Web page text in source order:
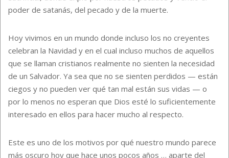
poder de satanás, del pecado y de la muerte.
Hoy vivimos en un mundo donde incluso los no creyentes
celebran la Navidad y en el cual incluso muchos de aquellos
que se llaman cristianos realmente no sienten la necesidad
de un Salvador. Ya sea que no se sienten perdidos — están
ciegos y no pueden ver qué tan mal están sus vidas — o
por lo menos no esperan que Dios esté lo suficientemente
interesado en ellos para hacer mucho al respecto.
Este es uno de los motivos por qué nuestro mundo parece
más oscuro hoy que hace unos pocos años … aparte del